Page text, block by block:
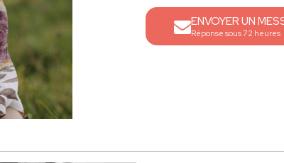
ENVOYER UN
Réponse sous 72 heures